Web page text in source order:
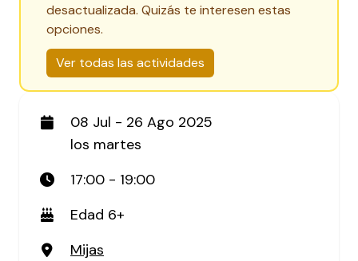
desactualizada. Quizás te interesen estas
opciones.
Ver todas las actividades
08 Jul - 26 Ago 2025
los martes
17:00 - 19:00
Edad 6+
Mijas